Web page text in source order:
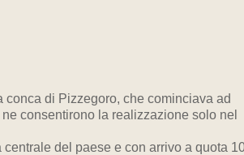
conca di Pizzegoro, che cominciava ad
consentirono la realizzazione solo nel
del paese e con arrivo a quota